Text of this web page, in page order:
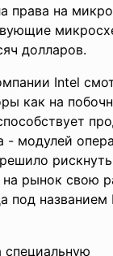
права на
долларов.
Intel
как на
- модулей
рынок свою
под
специальную